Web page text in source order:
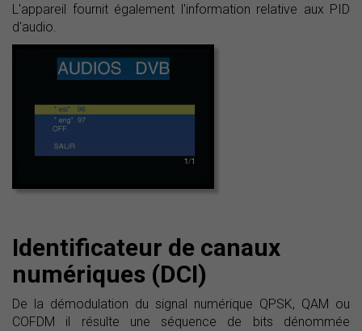
L'appareil fournit également l'information relative aux PID
d'audio.
Identificateur de canaux
numériques (DCI)
De la démodulation du signal numérique QPSK, QAM ou
COFDM il résulte une séquence de bits dénommée